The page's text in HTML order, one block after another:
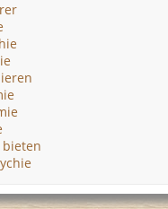
bieten